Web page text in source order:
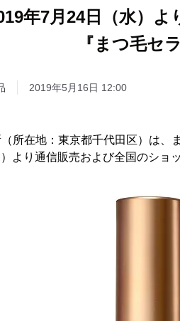
年7月24日（水）よ
『まつ毛セ
2019年5月16日 12:00
所在地：東京都千代田区）は、
より通信販売および全国のショ